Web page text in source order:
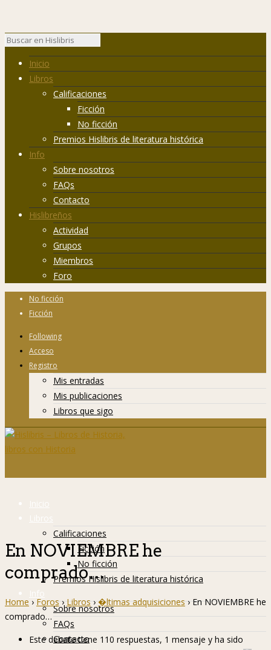
Inicio
Libros
Calificaciones
Ficción
No ficción
Premios Hislibris de literatura histórica
Info
Sobre nosotros
FAQs
Contacto
Hislibreños
Actividad
Grupos
Miembros
Foro
No ficción
Ficción
Following
Acceso
Registro
Mis entradas
Mis publicaciones
Libros que sigo
Inicio
Libros
Calificaciones
Ficción
No ficción
Premios Hislibris de literatura histórica
Info
Sobre nosotros
FAQs
Contacto
En NOVIEMBRE he
comprado…
Home › Foros › Libros › �ltimas adquisiciones › En NOVIEMBRE he
comprado…
Este debate tiene 110 respuestas, 1 mensaje y ha sido